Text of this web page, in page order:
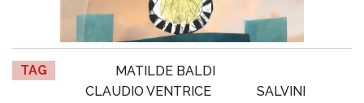
TAG
MATILDE BALDI
CLAUDIO VENTRICE
SALVINI